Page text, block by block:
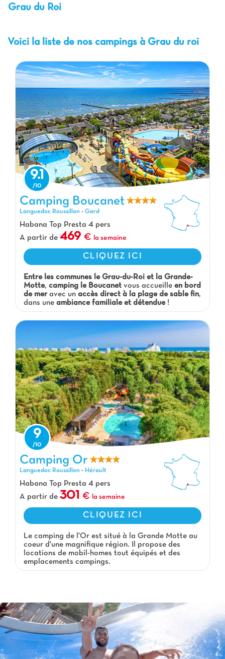
Grau du Roi
Voici la liste de nos campings à Grau du roi
Camping Boucanet, Camping Languedoc Roussillon
9.1
Camping Boucanet
Languedoc Roussillon - Gard
Habana Top Presta 4 pers
A partir de 469 la semaine
CLIQUEZ ICI
Entre les communes le Grau-du-Roi et la Grande-
Motte, camping le Boucanet vous accueille en bord
de meravec un accès direct à la plage de sable fin,
dans une ambiance familiale et détendue!
Camping Or, Camping Languedoc Roussillon
9
Camping Or
Languedoc Roussillon - Hérault
Habana Top Presta 4 pers
A partir de 301 la semaine
CLIQUEZ ICI
Le camping de l'Or est situé à la Grande Motte au
coeur d'une magnifique région. Il propose des
locations de mobil-homes tout équipés et des
emplacements campings.